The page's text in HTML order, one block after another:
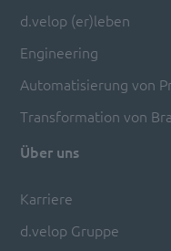
d.velop (er)leben
Engineering
Automatisierung von
Transformation von
Über uns
Karriere
d.velop Gruppe